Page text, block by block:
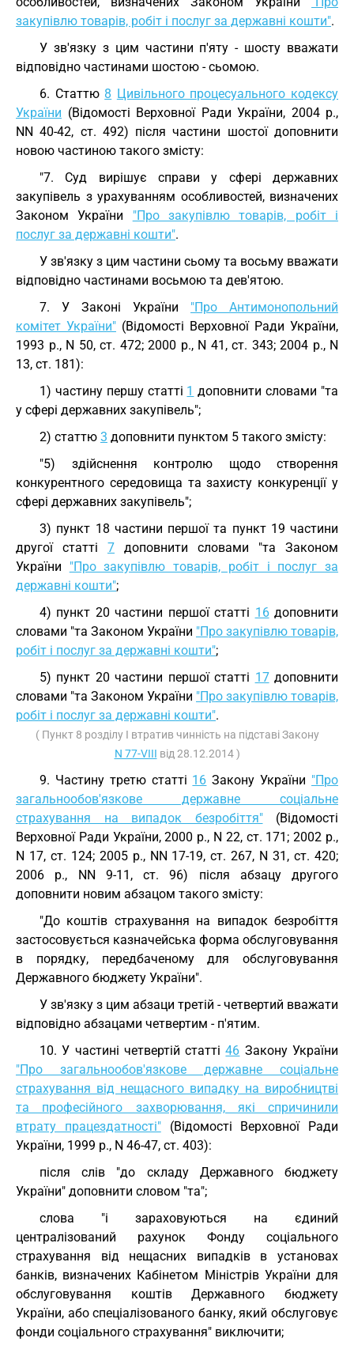
закупівлю товарів, робіт і послуг за державні кошти".
У зв'язку з цим частини п'яту - шосту вважати
відповідно частинами шостою - сьомою.
6. Статтю 8 Цивільного процесуального кодексу
України (Відомості Верховної Ради України, 2004 р.,
NN 40-42, ст. 492) після частини шостої доповнити
новою частиною такого змісту:
"7. Суд вирішує справи у сфері державних
закупівель з урахуванням особливостей, визначених
Законом України "Про закупівлю товарів, робіт і
послуг за державні кошти".
У зв'язку з цим частини сьому та восьму вважати
відповідно частинами восьмою та дев'ятою.
7. У Законі України "Про Антимонопольний
комітет України" (Відомості Верховної Ради України,
1993 р., N 50, ст. 472; 2000 р., N 41, ст. 343; 2004 р., N
13, ст. 181):
1) частину першу статті 1 доповнити словами "та
у сфері державних закупівель";
2) статтю 3 доповнити пунктом 5 такого змісту:
"5) здійснення контролю щодо створення
конкурентного середовища та захисту конкуренції у
сфері державних закупівель";
3) пункт 18 частини першої та пункт 19 частини
другої статті 7 доповнити словами "та Законом
України "Про закупівлю товарів, робіт і послуг за
державні кошти";
4) пункт 20 частини першої статті 16доповнити
словами "та Законом України "Про закупівлю товарів,
робіт і послуг за державні кошти";
5) пункт 20 частини першої статті 17доповнити
словами "та Законом України "Про закупівлю товарів,
робіт і послуг за державні кошти".
( Пункт 8 розділу I втратив чинність на підставі Закону
N 77-VIII від 28.12.2014 )
9. Частину третю статті 16 Закону України "Про
загальнообов'язкове державне соціальне
страхування на випадок безробіття"(Відомості
Верховної Ради України, 2000 р., N 22, ст. 171; 2002 р.,
N 17, ст. 124; 2005 р., NN 17-19, ст. 267, N 31, ст. 420;
2006 р., NN 9-11, ст. 96) після абзацу другого
доповнити новим абзацом такого змісту:
"До коштів страхування на випадок безробіття
застосовується казначейська форма обслуговування
в порядку, передбаченому для обслуговування
Державного бюджету України".
У зв'язку з цим абзаци третій - четвертий вважати
відповідно абзацами четвертим - п'ятим.
10. У частині четвертій статті46 Закону України
"Про загальнообов'язкове державне соціальне
страхування від нещасного випадку на виробництві
та професійного захворювання, які спричинили
втрату працездатності"(Відомості Верховної Ради
України, 1999 р., N 46-47, ст. 403):
після слів "до складу Державного бюджету
України" доповнити словом "та";
слова "і зараховуються на єдиний
централізований рахунок Фонду соціального
страхування від нещасних випадків в установах
банків, визначених Кабінетом Міністрів України для
обслуговування коштів Державного бюджету
України, або спеціалізованого банку, який обслуговує
фонди соціального страхування" виключити;